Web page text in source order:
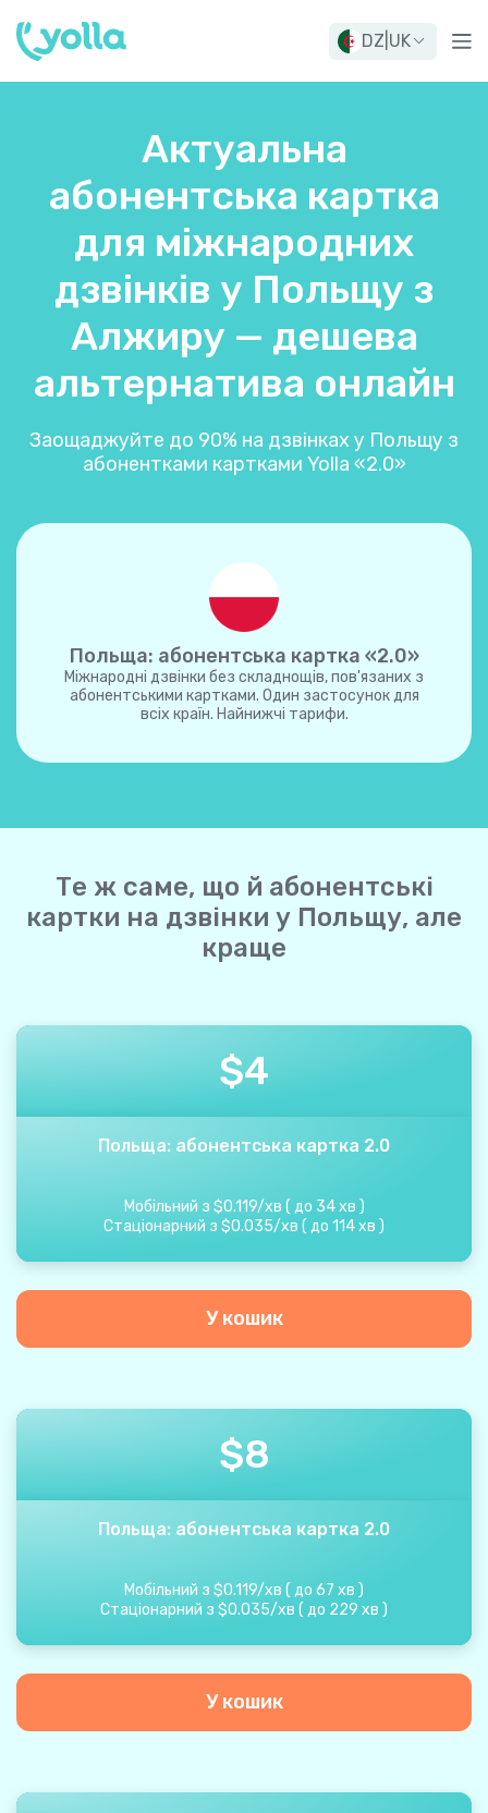
DZ UK
Актуальна
абонентська картка
для міжнародних
дзвінків у Польщу з
Алжиру — дешева
альтернатива онлайн
Заощаджуйте до 90% на дзвінках у Польщу з
абонентками картками Yolla «2.0»
Польща: абонентська картка «2.0»
Міжнародні дзвінки без складнощів, пов'язаних з
абонентськими картками. Один застосунок для
всіх країн. Найнижчі тарифи.
Те ж саме, що й абонентські
картки на дзвінки у Польщу, але
краще
$4
Польща: абонентська картка 2.0
Мобільний з $0.119/хв ( до 34 хв )
Стаціонарний з $0.035/хв ( до 114хв )
У кошик
$8
Польща: абонентська картка 2.0
Мобільний з $0.119/хв ( до 67 хв )
Стаціонарний з $0.035/хв ( до 229 хв )
У кошик